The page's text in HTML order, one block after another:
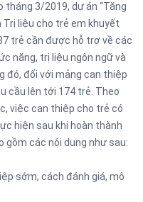
tháng 3/2019, dự án “Tăng
Trị liệu cho trẻ em khuyết
trẻ cần được hỗ trợ về các
năng, trị liệu ngôn ngữ và
đó, đối với mảng can thiệp
cầu lên tới 174 trẻ. Theo
việc can thiệp cho trẻ có
hiện sau khi hoàn thành
gồm các nội dung như sau:
sớm, cách đánh giá, mô